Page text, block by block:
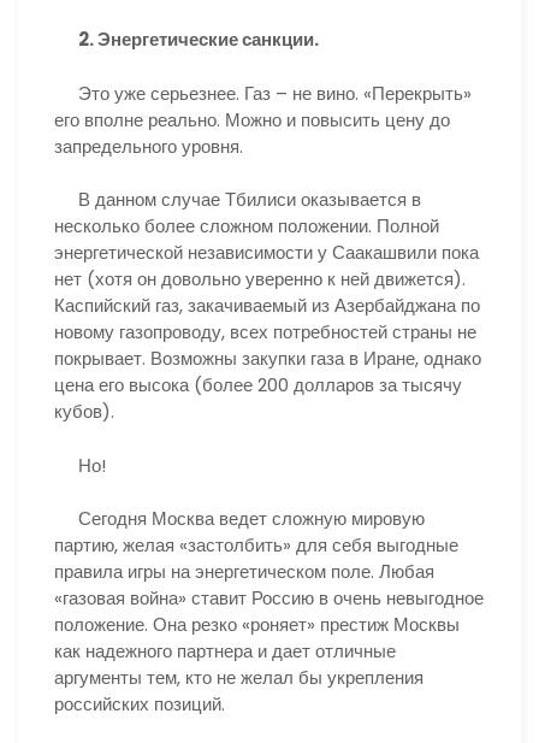
2. Энергетические санкции.
Это уже серьезнее. Газ – не вино. «Перекрыть»
его вполне реально. Можно и повысить цену до
запредельного уровня.
В данном случае Тбилиси оказывается в
несколько более сложном положении. Полной
энергетической независимости у Саакашвили пока
нет (хотя он довольно уверенно к ней движется).
Каспийский газ, закачиваемый из Азербайджана по
новому газопроводу, всех потребностей страны не
покрывает. Возможны закупки газа в Иране, однако
цена его высока (более 200 долларов за тысячу
кубов).
Но!
Сегодня Москва ведет сложную мировую
партию, желая «застолбить» для себя выгодные
правила игры на энергетическом поле. Любая
«газовая война» ставит Россию в очень невыгодное
положение. Она резко «роняет» престиж Москвы
как надежного партнера и дает отличные
аргументы тем, кто не желал бы укрепления
российских позиций.